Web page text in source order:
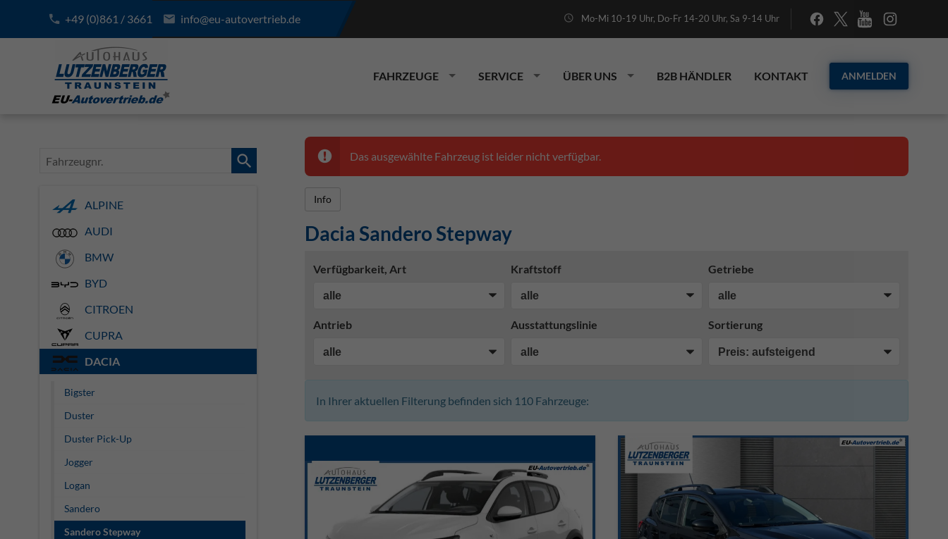
+49 (0)861 / 3661 info@eu-autovertrieb.de Mo-Mi 10-19 Uhr, Do-Fr 14-20 Uhr, Sa 9-14 Uhr
FAHRZEUGE SERVICE ÜBER UNS B2B HÄNDLER KONTAKT ANMELDEN
Das ausgewählte Fahrzeug ist leider nicht verfügbar.
Info
Dacia Sandero Stepway
Verfügbarkeit, Art Kraftstoff Getriebe
Antrieb Ausstattungslinie Sortierung
In Ihrer aktuellen Filterung befinden sich 110Fahrzeuge:
Fahrzeugnr.
ALPINE
AUDI
BMW
BYD
CITROEN
CUPRA
DACIA
Bigster
Duster
Duster Pick-Up
Jogger
Logan
Sandero
Sandero Stepway